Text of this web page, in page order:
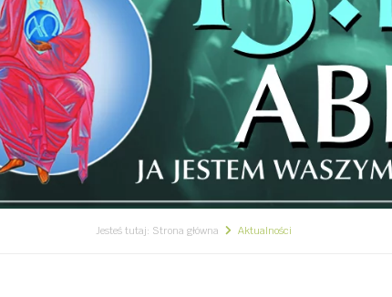
Jesteś tutaj: Strona główna Aktualności